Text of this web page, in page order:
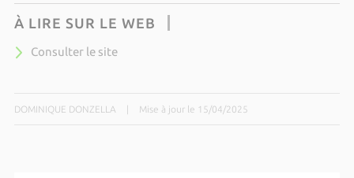
À LIRE SUR LE WEB
Consulter le site
DOMINIQUE DONZELLA Mise à jour le 15/04/2025